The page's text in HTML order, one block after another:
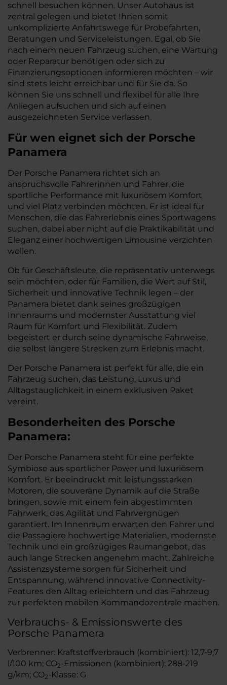
schnell besuchen können. Unser Autohaus ist
zentral gelegen und bietet Ihnen somit
unkomplizierte Anfahrtswege für Probefahrten,
Beratungen und Serviceleistungen. Egal, ob Sie
nach einem neuen Fahrzeug suchen, eine Wartung
oder Reparatur benötigen oder sich zu
Finanzierungsoptionen informieren möchten – wir
sind stets leicht erreichbar und für Sie da. So
können Sie uns schnell und flexibel für alle Ihre
Anliegen aufsuchen und sich auf einen
ausgezeichneten Service verlassen.
Für wen eignet sich der Porsche
Panamera
Der Porsche Panamera richtet sich an
anspruchsvolle Fahrerinnen und Fahrer, die
sportliche Performance mit luxuriösem Komfort
und viel Platz verbinden möchten. Er ist ideal für
Menschen, die das Fahrerlebnis eines Sportwagens
suchen, dabei aber nicht auf die Praktikabilität und
Eleganz einer hochwertigen Limousine verzichten
wollen.
Ob für Geschäftsleute, die repräsentativ unterwegs
sein möchten, oder für Familien, die Wert auf Stil,
Sicherheit und innovative Technik legen – der
Panamera bietet dank seines großzügigen
Innenraums und modernster Ausstattung viel
Raum für Komfort und Flexibilität. Zudem
begeistert er durch seine dynamische Fahrweise,
die selbst längere Strecken zum Erlebnis macht.
Der Porsche Panamera ist perfekt für alle, die ein
Fahrzeug suchen, das Leistung, Luxus und
Alltagstauglichkeit in einem exklusiven Paket
vereint.
Besonderheiten des Porsche
Panamera:
Der Porsche Panamera steht für eine perfekte
Symbiose aus sportlicher Power und luxuriösem
Komfort. Er beeindruckt mit leistungsstarken
Motoren, die souveräne Dynamik auf die Straße
bringen, sowie mit einem fein abgestimmten
Fahrwerk, das Agilität und Fahrvergnügen
garantiert. Im Innenraum erwarten den Fahrer und
die Passagiere hochwertige Materialien, modernste
Technik und ein großzügiges Raumangebot, das
auch lange Strecken angenehm macht. Zahlreiche
Assistenzsysteme sorgen für Sicherheit und
Entspannung, während innovative Connectivity-
Features den Alltag erleichtern und das Fahrzeug
zur perfekten mobilen Kommandozentrale machen.
Verbrauchs- & Emissionswerte des
Porsche Panamera
Verbrenner: Kraftstoffverbrauch (kombiniert): 12,7-9,7
l/100 km; CO2-Emissionen (kombiniert): 288-219
g/km; CO2-Klasse: G